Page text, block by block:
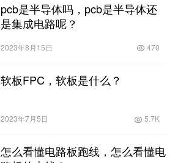
pcb是半导体吗，pcb是半导体还
是集成电路呢？
2023年8月15日 470
软板FPC，软板是什么？
2023年7月5日 5.7K
怎么看懂电路板跑线，怎么看懂电